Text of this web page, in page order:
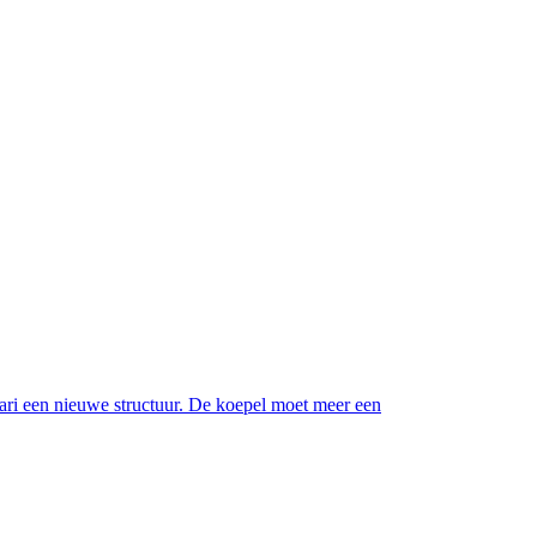
een nieuwe structuur. De koepel moet meer een